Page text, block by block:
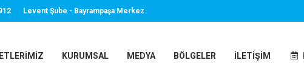
Levent Şube - Bayrampaşa Merkez
KURUMSAL MEDYA BÖLGELER İLETIŞIM